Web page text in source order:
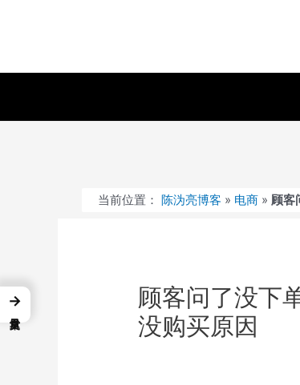
容
当前位置： 陈沩亮博客 » 电商 » 顾客
顾客问了没下
没购买原因
→